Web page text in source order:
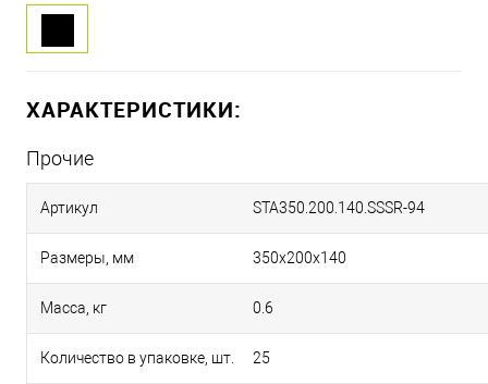
ХАРАКТЕРИСТИКИ:
Прочие
Артикул STA350.200.140.SSSR-94
Размеры, мм 350х200х140
Масса, кг 0.6
Количество в упаковке, шт. 25